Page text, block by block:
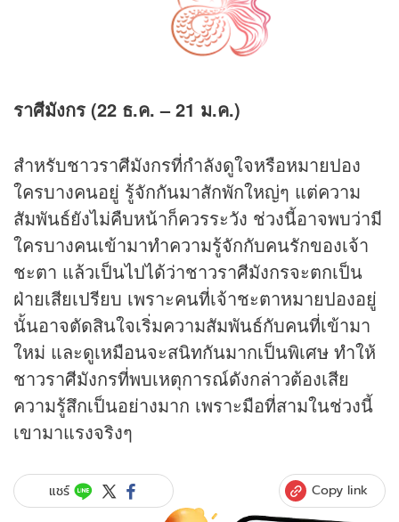
ราศีมังกร (22 ธ.ค. – 21 ม.ค.)
สำหรับชาวราศีมังกรที่กำลังดูใจหรือหมายปอง
ใครบางคนอยู่ รู้จักกันมาสักพักใหญ่ๆ แต่ความ
สัมพันธ์ยังไม่คืบหน้าก็ควรระวัง ช่วงนี้อาจพบว่ามี
ใครบางคนเข้ามาทำความรู้จักกับคนรักของเจ้า
ชะตา แล้วเป็นไปได้ว่าชาวราศีมังกรจะตกเป็น
ฝ่ายเสียเปรียบ เพราะคนที่เจ้าชะตาหมายปองอยู่
นั้นอาจตัดสินใจเริ่มความสัมพันธ์กับคนที่เข้ามา
ใหม่ และดูเหมือนจะสนิทกันมากเป็นพิเศษ ทำให้
ชาวราศีมังกรที่พบเหตุการณ์ดังกล่าวต้องเสีย
ความรู้สึกเป็นอย่างมาก เพราะมือที่สามในช่วงนี้
เขามาแรงจริงๆ
แชร์ Copy link